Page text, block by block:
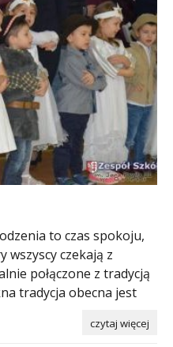
to czas spokoju,
wszyscy czekają z
połączone z tradycją
tradycja obecna jest
czytaj więcej